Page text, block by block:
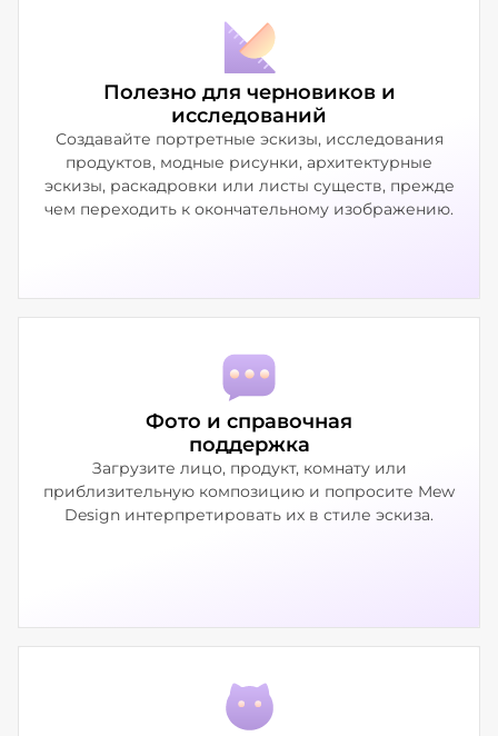
Полезно для черновиков и
исследований
Создавайте портретные эскизы, исследования
продуктов, модные рисунки, архитектурные
эскизы, раскадровки или листы существ, прежде
чем переходить к окончательному изображению.
Фото и справочная
поддержка
Загрузите лицо, продукт, комнату или
приблизительную композицию и попросите Mew
Design интерпретировать их в стиле эскиза.